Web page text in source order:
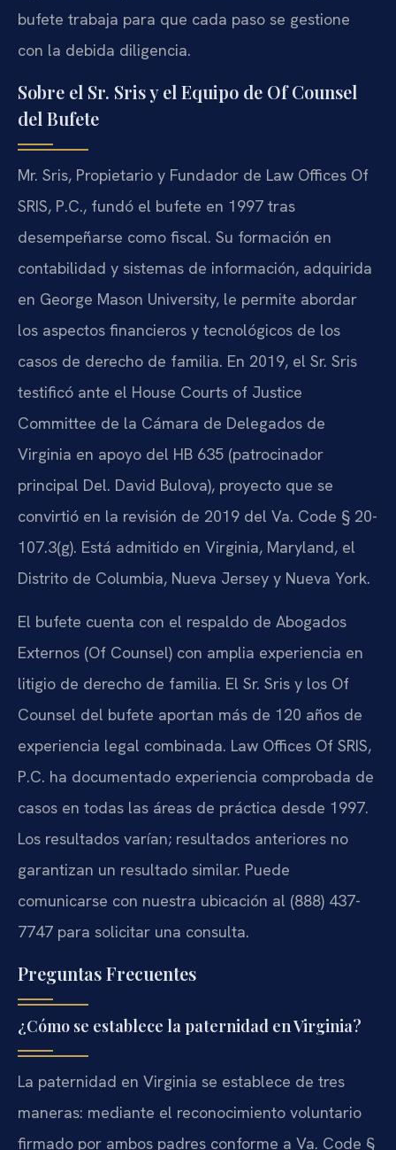
bufete trabaja para que cada paso se gestione
con la debida diligencia.
Sobre el Sr. Sris y el Equipo de Of Counsel
del Bufete
Mr. Sris, Propietario y Fundador de Law Offices Of
SRIS, P.C., fundó el bufete en 1997 tras
desempeñarse como fiscal. Su formación en
contabilidad y sistemas de información, adquirida
en George Mason University, le permite abordar
los aspectos financieros y tecnológicos de los
casos de derecho de familia. En 2019, el Sr. Sris
testificó ante el House Courts of Justice
Committee de la Cámara de Delegados de
Virginia en apoyo del HB 635 (patrocinador
principal Del. David Bulova), proyecto que se
convirtió en la revisión de 2019 del Va. Code § 20-
107.3(g). Está admitido en Virginia, Maryland, el
Distrito de Columbia, Nueva Jersey y Nueva York.
El bufete cuenta con el respaldo de Abogados
Externos (Of Counsel) con amplia experiencia en
litigio de derecho de familia. El Sr. Sris y los Of
Counsel del bufete aportan más de 120 años de
experiencia legal combinada. Law Offices Of SRIS,
P.C. ha documentado experiencia comprobada de
casos en todas las áreas de práctica desde 1997.
Los resultados varían; resultados anteriores no
garantizan un resultado similar. Puede
comunicarse con nuestra ubicación al (888) 437-
7747 para solicitar una consulta.
Preguntas Frecuentes
¿Cómo se establece la paternidad en Virginia?
La paternidad en Virginia se establece de tres
maneras: mediante el reconocimiento voluntario
firmado por ambos padres conforme a Va. Code §